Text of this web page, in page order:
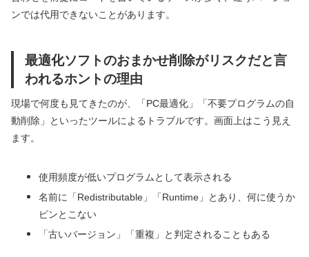
ンでは代用できないことがあります。
最適化ソフトのおまかせ削除がリスクだと言
われるホントの理由
現場で何度も見てきたのが、「PC最適化」「不要プログラムの自
動削除」といったツールによるトラブルです。画面上はこう見え
ます。
使用頻度が低いプログラムとして表示される
名前に「Redistributable」「Runtime」とあり、何に使うか
ピンとこない
「古いバージョン」「重複」と判定されることもある